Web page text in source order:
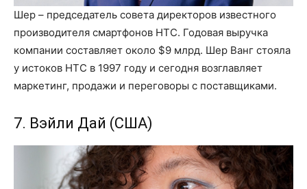
Шер – председатель совета директоров известного
производителя смартфонов HTC. Годовая выручка
компании составляет около $9 млрд. Шер Ванг стояла
у истоков HTC в 1997 году и сегодня возглавляет
маркетинг, продажи и переговоры с поставщиками.
7. Вэйли Дай (США)